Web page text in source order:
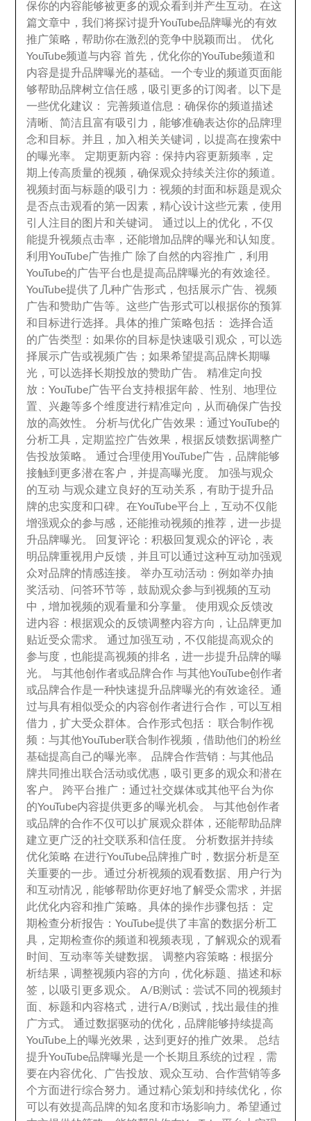
保你的内容能够被更多的观众看到并产生互动。在这
篇文章中 ，我们将探讨提升YouTube品牌曝光的有效
推广策略 ，帮助你在激烈的竞争中脱颖而出 。优化
YouTube频道与内容 首先 ，优化你的YouTube频道和
内容是提升品牌曝光的基础。一个专业的频道页面能
够帮助品牌树立信任感 ， 吸引更多的订阅者。
以下是
一些优化建议 ： 完善频道信息 ：确保你的频道描述
清晰 、简洁且富有吸引力 ，能够准确表达你的品牌理
念和目标。 并且 ， 加入相关关键词 ，
以提高在搜索中
的曝光率。 定期更新内容 ：保持内容更新频率 ， 定
期上传高质量的视频 ，确保观众持续关注你的频道。
视频封面与标题的吸引力 ：视频的封面和标题是观众
是否点击观看的第一因素 ，精心设计这些元素 ，使用
引人注目的图片和关键词 。通过以上的优化 ，不仅
能提升视频点击率 ，还能增加品牌的曝光和认知度。
利用YouTube广告推广 除了自然的内容推广 ，利用
YouTube的广告平台也是提高品牌曝光的有效途径。
YouTube提供了几种广告形式 ，包括展示广告 、视频
广告和赞助广告等。这些广告形式可以根据你的预算
和目标进行选择。具体的推广策略包括 ：选择合适
的广告类型 ：如果你的目标是快速吸引观众 ， 可以选
择展示广告或视频广告 ；如果希望提高品牌长期曝
光 ， 可以选择长期投放的赞助广告。精准定向投
放 ：YouTube广告平台支持根据年龄 、性别 、地理位
置
兴趣等多个维度进行精准定向 ， 从而确保广告投
放的高效性。分析与优化广告效果 ：通过YouTube的
分析工具 ， 定期监控广告效果 ，根据反馈数据调整广
告投放策略。通过合理使用YouTube广告 ，品牌能够
接触到更多潜在客户 ， 并提高曝光度。 加强与观众
的互动 与观众建立良好的互动关系 ，有助于提升品
牌的忠实度和口碑。在YouTube平台上 ，
互动不仅能
增强观众的参与感 ，还能推动视频的推荐 ，进一步提
升品牌曝光。 回复评论 ：积极回复观众的评论 ，表
明品牌重视用户反馈 ， 并且可以通过这种互动加强观
众对品牌的情感连接。举办互动活动 ：例如举办抽
奖活动
问答环节等 ，鼓励观众参与到视频的互动
中 ，增加视频的观看量和分享量。使用观众反馈改
进内容 ：根据观众的反馈调整内容方向 ，让品牌更加
贴近受众需求。通过加强互动 ，不仅能提高观众的
参与度 ，也能提高视频的排名 ，进一步提升品牌的曝
光。与其他创作者或品牌合作 与其他YouTube创作者
或品牌合作是一种快速提升品牌曝光的有效途径。通
过与具有相似受众的内容创作者进行合作 ， 可以互相
借力 ，扩大受众群体。合作形式包括 ：联合制作视
频 ：与其他YouTuber联合制作视频 ，借助他们的粉丝
基础提高自己的曝光率。品牌合作营销 ：与其他品
牌共同推出联合活动或优惠 ， 吸引更多的观众和潜在
客户。 跨平台推广 ：通过社交媒体或其他平台为你
的YouTube内容提供更多的曝光机会。与其他创作者
或品牌的合作不仅可以扩展观众群体 ，还能帮助品牌
建立更广泛的社交联系和信任度。分析数据并持续
优化策略 在进行YouTube品牌推广时 ，数据分析是至
关重要的一步。通过分析视频的观看数据
用户行为
和互动情况 ，能够帮助你更好地了解受众需求 ， 并据
此优化内容和推广策略。具体的操作步骤包括 ： 定
期检查分析报告 ：YouTube提供了丰富的数据分析工
具 ， 定期检查你的频道和视频表现 ， 了解观众的观看
时间
互动率等关键数据。调整内容策略 ：根据分
析结果 ，调整视频内容的方向 ，优化标题 、描述和标
签 ， 以吸引更多观众。A/B测试 ：尝试不同的视频封
面
、标题和内容格式 ，进行A/B测试 ，找出最佳的推
广方式。通过数据驱动的优化 ，品牌能够持续提高
YouTube上的曝光效果 ，达到更好的推广效果。 总结
提升YouTube品牌曝光是一个长期且系统的过程 ， 需
要在内容优化
广告投放 观众互动 、合作营销等多
个方面进行综合努力 。通过精心策划和持续优化 ，你
可以有效提高品牌的知名度和市场影响力 。希望通过